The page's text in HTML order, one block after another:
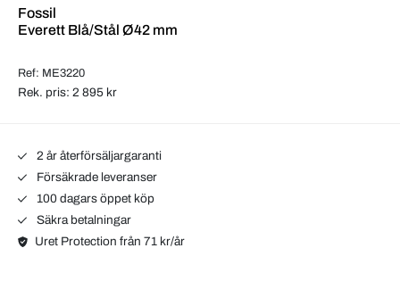
Fossil
Everett Blå/Stål Ø42 mm
Ref: ME3220
Rek. pris: 2 895 kr
2 år återförsäljargaranti
Försäkrade leveranser
100 dagars öppet köp
Säkra betalningar
Uret Protection från 71 kr/år